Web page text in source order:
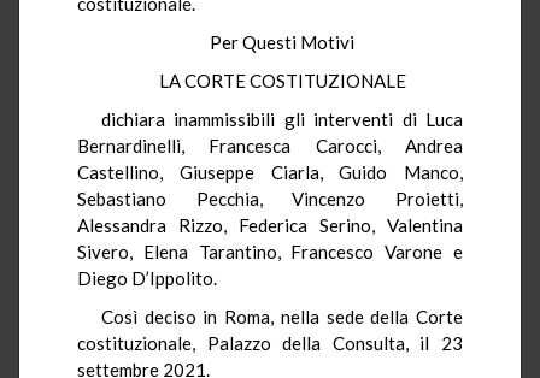
Per Questi Motivi
LA CORTE COSTITUZIONALE
dichiara inammissibili gli interventi di Luca
Bernardinelli, Francesca Carocci, Andrea
Castellino, Giuseppe Ciarla, Guido Manco,
Sebastiano Pecchia, Vincenzo Proietti,
Alessandra Rizzo, Federica Serino, Valentina
Sivero, Elena Tarantino, Francesco Varone e
Diego D’Ippolito.
Così deciso in Roma, nella sede della Corte
costituzionale, Palazzo della Consulta, il 23
settembre 2021.